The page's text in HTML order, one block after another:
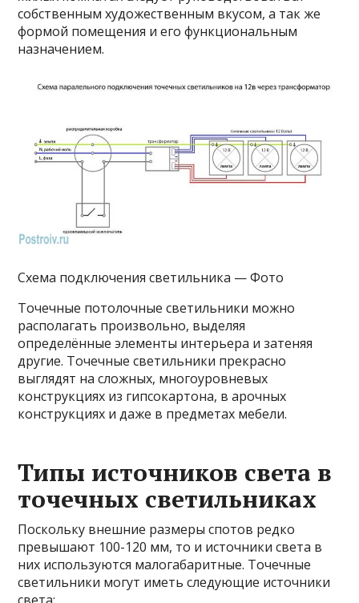
собственным художественным вкусом, а так же
формой помещения и его функциональным
назначением.
Схема подключения светильника — Фото
Точечные потолочные светильники можно
располагать произвольно, выделяя
определённые элементы интерьера и затеняя
другие. Точечные светильники прекрасно
выглядят на сложных, многоуровневых
конструкциях из гипсокартона, в арочных
конструкциях и даже в предметах мебели.
Типы источников света в
точечных светильниках
Поскольку внешние размеры спотов редко
превышают 100-120 мм, то и источники света в
них используются малогабаритные. Точечные
светильники могут иметь следующие источники